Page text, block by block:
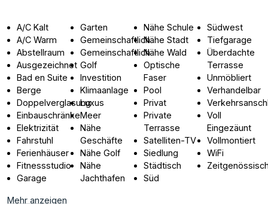
A/C Kalt
A/C Warm
Abstellraum
Ausgezeichnet
Bad en Suite
Berge
Doppelverglasung
Einbauschränke
Elektrizität
Fahrstuhl
Ferienhäuser
Fitnessstudio
Garage
Garten
Gemeinschaftlich
Gemeinschaftlich
Golf
Investition
Klimaanlage
Luxus
Meer
Nähe
Geschäfte
Nähe Golf
Nähe
Jachthafen
Nähe Schule
Nähe Stadt
Nähe Wald
Optische
Faser
Pool
Privat
Private
Terrasse
Satelliten-TV
Siedlung
Städtisch
Süd
Südwest
Tiefgarage
Überdachte
Terrasse
Unmöbliert
Verhandelbar
Voll
Eingezäunt
Vollmontiert
WiFi
Mehr anzeigen